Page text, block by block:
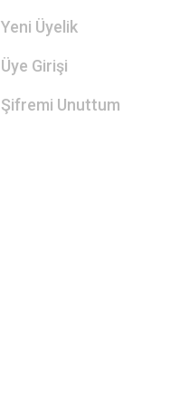
Yeni Üyelik
Üye Girişi
Şifremi Unuttum